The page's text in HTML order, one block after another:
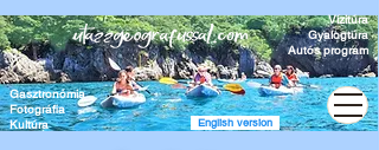
Gasztronómia
Fotográfia
Kultúra
English version
Vízitúra
Gyalogtúra
Autós program